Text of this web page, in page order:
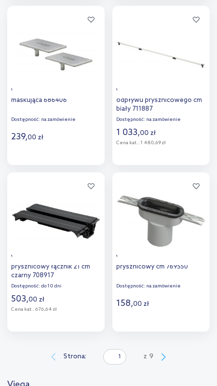
Viega Advantix płytka
maskująca 686406
Dostępność: na zamówienie
239,00 zł
Viega Advantix ruszt
odpływu prysznicowego cm
biały 711887
Dostępność: na zamówienie
1 033,00 zł
Cena kat.: 1 480,69 zł
Viega Advantix odpływ
prysznicowy łącznik 21 cm
czarny 708917
Dostępność: do 10 dni
503,00 zł
Cena kat.: 676,64 zł
Viega Advantix odpływ
prysznicowy cm 769550
Dostępność: na zamówienie
158,00 zł
Strona: z 9